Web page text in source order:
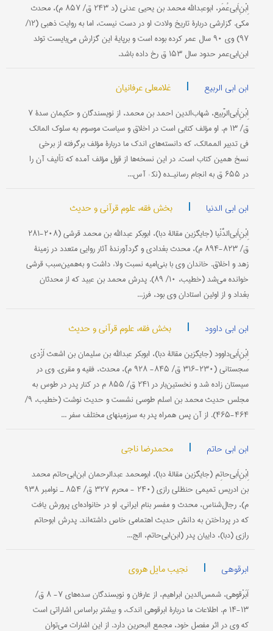
اِبْنِ‌اَبی‌عُمَر، ابو‌عبدالله محمد بن یحیى عدنی (د ۲۴۳ ‌ق/ ۸۵۷ م)، محدث
مکی. گزارشی دربارۀ تاریخ ولادت او در دست نیست، اما به روایت ذهبی (۱۲/
۹۷) وی ۹۰ سال عمر کرده بوده است و بر‌پایۀ این گزارش می‌بایست تولد
ابن‌ابی‌عمر حدود سال ۱۵۳ ق رخ داده باشد.
ابن ابی الربیع | غلامعلی عرفانیان
اِبْنِ‌اَبی‌الرَّبیع، شهاب‌الدین احمد بن محمد، از نویسندگان و حکیمان سدۀ ۷
ق/ ۱۳ م. او مؤلف کتابی است در اخلاق و سیاست موسوم به سلوک المالک
فی تدبیر الممالک، که دانسته‌های اندک ما دربارۀ مؤلف برگرفته از برخی
نسخ همین کتاب است. در این نسخه‌ها از قول مؤلف آمده که تألیف آن را
در ۶۵۵ ق به انجام رسانیـده (نک‍ : آس...
ابن ابی الدنیا | بخش فقه، علوم قرآنی و حدیث
اِبْنِ‌اَبی‌الدُّنْیا (جایگزین مقالۀ دبا)، ابوبکر عبدالله بن محمد قرشی (۲۰۸-۲۸۱
ق/ ۸۲۳-۸۹۴ م)، محدث بغدادی و گردآورندۀ آثار روایی متعدد در زمینۀ
زهد و اخلاق. خاندان وی با بنی‌امیه نسبت ولاء داشت و به‌همین‌سبب قرشی
خوانده می‌شد (خطیب، ۱۰/ ۸۹). پدرش محمد بن عبید که از محدثان
بغداد و از اولین استادان وی بود، فرز...
ابن ابی داوود | بخش فقه، علوم قرآنی و حدیث
اِبْنِ‌اَبی‌داوود (جایگزین مقالۀ دبا)، ابوبکر عبدالله بن سلیمان بن اشعث اَزْدی
سجستانی (۲۳۰-۳۱۶ ق/ ۸۴۵- ۹۲۸ م)، محدث، فقیه و مقری. وی در
سیستان زاده شد و نخستین‌بار در ۲۴۱ ق/ ۸۵۵ م در کنار پدر در طوس به
مجلس حدیث محمد بن اسلم طوسی نشست و حدیث نوشت (خطیب، ۹/
۴۶۴-۴۶۵). از آن پس همراه پدر به سرزمینهای مختلف سفر ...
ابن ابی حاتم | محمدرضا ناجی
اِبْنِ‌اَبی‌حاتِم (جایگزین مقالۀ دبا)، ابومحمد عبدالرحمان ابن‌ابی‌حاتم محمد
بن ادریس تمیمی حنظلی رازی (۲۴۰ - محرم ۳۲۷ ق/ ۸۵۴ ـ نوامبر ۹۳۸
م)، رجال‌شناس، محدث و مفسر بنام ایرانی. او در خانواده‌ای پرورش یافت
که در پرداختن به دانش حدیث اهتمامی خاص داشته‌اند. پدرش ابوحاتم
رازی (دبا)، داییان پدر (ابن‌ابی‌حاتم، الج...
ابرقوهی | نجیب مایل هروی
اَبَرْقوهی، شمس‌الدین ابراهیم، از عارفان و نویسندگان سده‌های ۷- ۸ ق/
۱۳-۱۴ م. اطلاعات ما دربارۀ ابرقوهی اندک، و بیشتر بر‌اساس اشاراتی است
که وی در اثر مفصل خود، مجمع البحرین دارد. از این اشارات می‌توان